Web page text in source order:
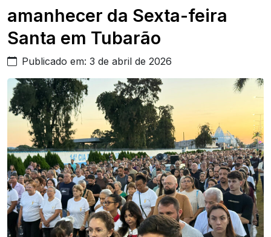
amanhecer da Sexta-feira
Santa em Tubarão
Publicado em: 3 de abril de 2026